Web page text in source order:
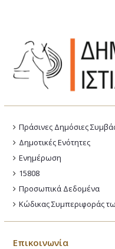
Πράσινες Δημόσιες
Δημοτικές Ενότητες
Ενημέρωση
15808
Προσωπικά Δεδομένα
Κώδικας Συμπεριφοράς
Επικοινωνία